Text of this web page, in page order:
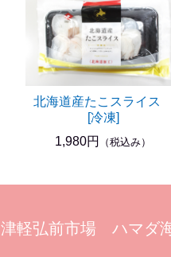
北海道産たこスライス
[冷凍]
1,980円
（税込み）
津軽弘前市場 ハマダ